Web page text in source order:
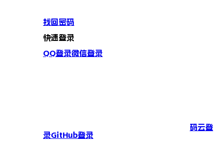
找回密码
快速登录
QQ登录微信登录
码云登
录GitHub登录